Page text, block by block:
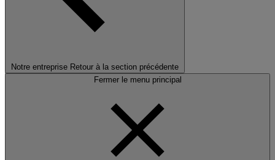
Notre entreprise Retour à la section précédente
Fermer le menu principal